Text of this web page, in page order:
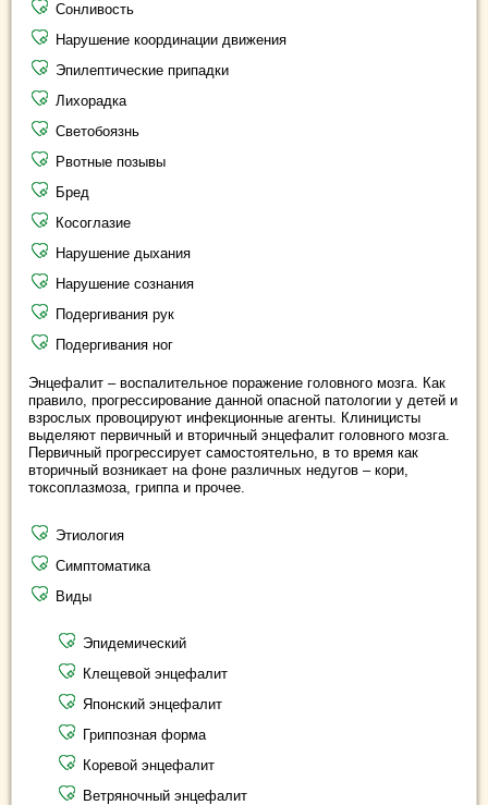
Сонливость
Нарушение координации движения
Эпилептические припадки
Лихорадка
Светобоязнь
Рвотные позывы
Бред
Косоглазие
Нарушение дыхания
Нарушение сознания
Подергивания рук
Подергивания ног
Энцефалит – воспалительное поражение головного мозга. Как
правило, прогрессирование данной опасной патологии у детей и
взрослых провоцируют инфекционные агенты. Клиницисты
выделяют первичный и вторичный энцефалит головного мозга.
Первичный прогрессирует самостоятельно, в то время как
вторичный возникает на фоне различных недугов – кори,
токсоплазмоза, гриппа и прочее.
Этиология
Симптоматика
Виды
Эпидемический
Клещевой энцефалит
Японский энцефалит
Гриппозная форма
Коревой энцефалит
Ветряночный энцефалит